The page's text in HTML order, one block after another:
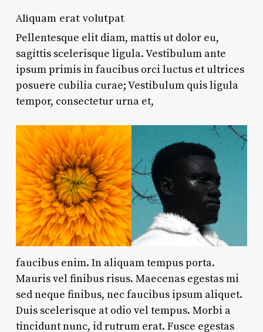
Aliquam erat volutpat
Pellentesque elit diam, mattis ut dolor eu,
sagittis scelerisque ligula. Vestibulum ante
ipsum primis in faucibus orci luctus et ultrices
posuere cubilia curae; Vestibulum quis ligula
tempor, consectetur urna et,
faucibus enim. In aliquam tempus porta.
Mauris vel finibus risus. Maecenas egestas mi
sed neque finibus, nec faucibus ipsum aliquet.
Duis scelerisque at odio vel tempus. Morbi a
tincidunt nunc, id rutrum erat. Fusce egestas